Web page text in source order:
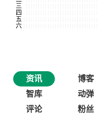
资讯 博客
智库
动弹
评论
粉丝